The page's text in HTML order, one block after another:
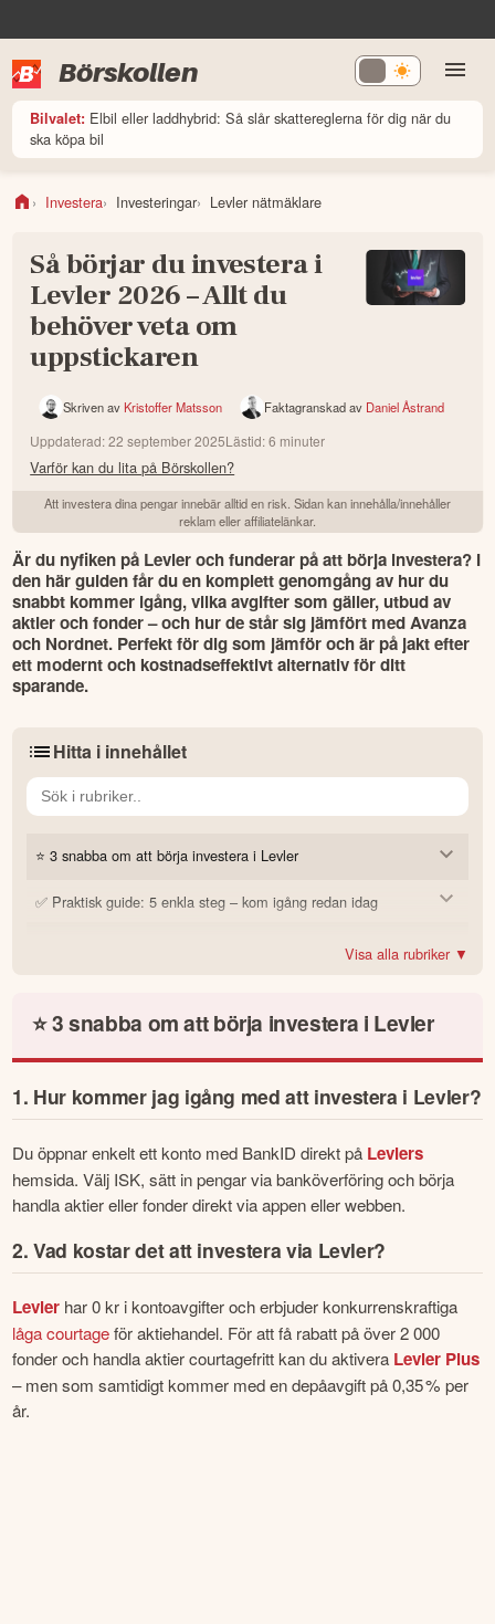
Börskollen
Bilvalet: Elbil eller laddhybrid: Så slår skattereglerna för dig när du
ska köpa bil
Investera Investeringar Levler nätmäklare
Så börjar du investera i
Levler 2026 – Allt du
behöver veta om
uppstickaren
Skriven avKristoffer Matsson Faktagranskad av Daniel Åstrand
Uppdaterad:22 september 2025Lästid:6 minuter
Varför kan du lita på Börskollen?
Att investera dina pengar innebär alltid en risk. Sidan kan innehålla/innehåller
reklam eller affiliatelänkar.
Är du nyfiken på Levler och funderar på att börja investera? I
den här guiden får du en komplett genomgång av hur du
snabbt kommer igång, vilka avgifter som gäller, utbud av
aktier och fonder – och hur de står sig jämfört med Avanza
och Nordnet. Perfekt för dig som jämför och är på jakt efter
ett modernt och kostnadseffektivt alternativ för ditt
sparande.
Hitta i innehållet
⭐ 3 snabba om att börja investera i Levler
1. Hur kommer jag igång med att investera i Levler?
✅ Praktisk guide: 5 enkla steg – kom igång redan idag
3. Sätt in pengar på ditt konto
4. Utforska utbudet av aktier och fonder
5. Börja investera – enkelt och långsiktigt
Vad Levler gör bra:
Vad du får med Levler Plus:
Viktigt att veta:
Är det värt det?
⚖️ Levler jämfört med Avanza, Nordnet och SAVR
SAVR – bäst på fondavgifter
Levler – enklare, men med potential
Vad är Levler?
Hur kommer jag igång?
Vad kostar det att investera via Levler?
Vad är Levler Plus och är det värt det?
Kan jag flytta mitt sparande till Levler?
Är Levler säkert?
Hur står sig Levler mot Avanza och Nordnet?
Visa alla rubriker ▼
⭐ 3 snabba om att börja investera i Levler
1. Hur kommer jag igång med att investera i Levler?
Du öppnar enkelt ett konto med BankID direkt på Levlers
hemsida. Välj ISK, sätt in pengar via banköverföring och börja
handla aktier eller fonder direkt via appen eller webben.
2. Vad kostar det att investera via Levler?
Levler
låga courtage för aktiehandel. För att få rabatt på över 2 000
fonder och handla aktier courtagefritt kan du aktivera Levler Plus
– men som samtidigt kommer med en depåavgift på 0,35 % per
år.